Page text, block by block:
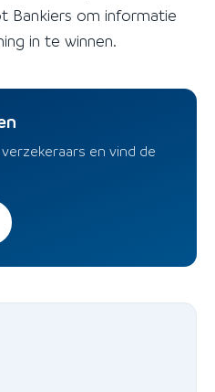
Bankiers om informatie
in te winnen.
en vind de